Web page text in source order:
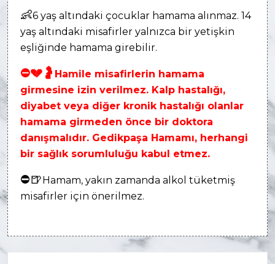
👶6 yaş altındaki çocuklar hamama alınmaz. 14
yaş altındaki misafirler yalnızca bir yetişkin
eşliğinde hamama girebilir.
⛔💔 🤰 Hamile misafirlerin hamama
girmesine izin verilmez. Kalp hastalığı,
diyabet veya diğer kronik hastalığı olanlar
hamama girmeden önce bir doktora
danışmalıdır. Gedikpaşa Hamamı, herhangi
bir sağlık sorumluluğu kabul etmez.
⛔🍺 Hamam, yakın zamanda alkol tüketmiş
misafirler için önerilmez.